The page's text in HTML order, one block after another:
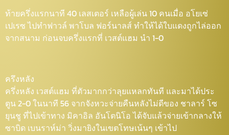
ท้ายครึ่งแรกนาที 40 เลสเตอร์ เหลือผู้เล่น 10 คนเมื่อ อโยเซ่
เปเรซ ไปทำฟาวล์ พาโบล ฟอร์นาลส์ ทำให้ได้ใบแดงถูกไล่ออก
จากสนาม ก่อนจบครึ่งแรกที่ เวสต์แฮม นำ 1-0
ครึงหลัง
ครึ่งหลัง เวสต์แฮม ที่ตัวมากกว่าลุยแหลกทันที และมาได้ประ
ตูน 2-0 ในนาที 56 จากจังหวะจ่ายคืนหลังไม่ดีของ ชาลาร์ โซ
ยุนชู ที่ไปเข้าทาง มิคาอิล อันโตนิโอ ได้จับแล้วจ่ายเข้ากลางให้
ซาบิด เบนราห์ม่า วิ่งมายิงในเขตโทษเน้นๆ เข้าไป